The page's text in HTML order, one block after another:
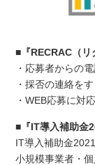
■『RECRAC（リ
・応募者からの
・採否の連絡を
・WEB応募に対
■『IT導入補助金
IT導入補助金
小規模事業者・